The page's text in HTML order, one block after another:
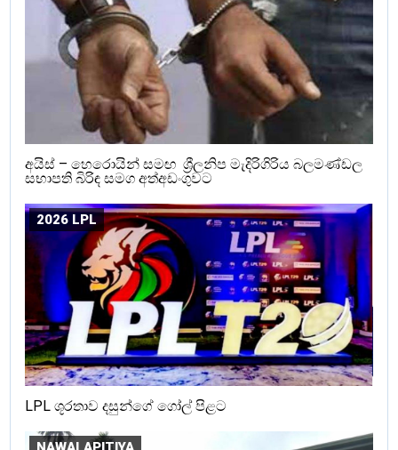
අයිස් – හෙරොයින් සමඟ ශ්‍රීලනිප මැදිරිගිරිය බලමණ්ඩල
සභාපති බිරිඳ සමග අත්අඩංගුවට
2026 LPL
LPL ශූරතාව දසුන්ගේ ගෝල් පිළට